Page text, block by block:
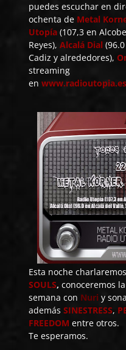
puedes escuchar en
ochenta de Metal
Utopía (107,3 en
Reyes),Alcalá Dial
Cadiz y alrededores),
streaming
en www.radioutopia.es
Esta noche
SOULS,conoceremos
semana con Nuri y
ademásSINESTRESS,
FREEDOM entre otros.
Te esperamos.